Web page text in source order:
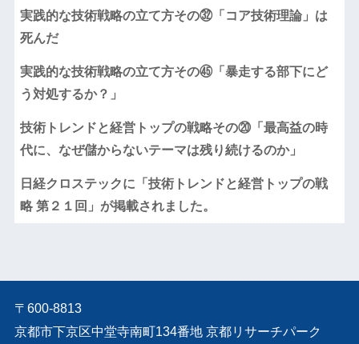
実践的な技術戦略の立て方その㉜「コア技術理論」は
死んだ
実践的な技術戦略の立て方その㊺「暴走する部下にど
う対処するか？」
技術トレンドと経営トップの戦略その⑳「最高益の時
代に、なぜ儲からないテーマは残り続けるのか」
日経クロステックに「技術トレンドと経営トップの戦
略 第２１回」が掲載されました。
〒600-8813
京都市下京区中堂寺南町134番地 京都リサーチパーク